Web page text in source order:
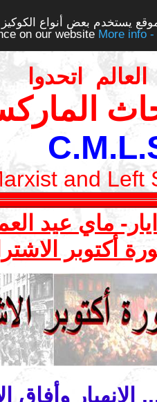
يستخدم بعض أنواع
on our website
اتحدوا
and Left
أكتوبر